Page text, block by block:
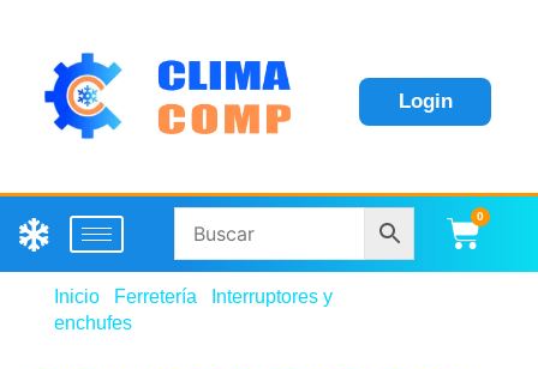
Login
0
Inicio Ferretería
Interruptores y
enchufes